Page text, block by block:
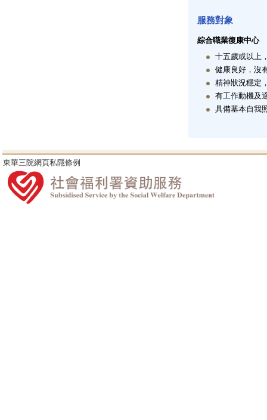
服務對象
綜合職業復康中心
十五歲或以上
健康良好，沒
精神狀況穩定
有工作動機及
具備基本自我
東華三院網頁私隱條例